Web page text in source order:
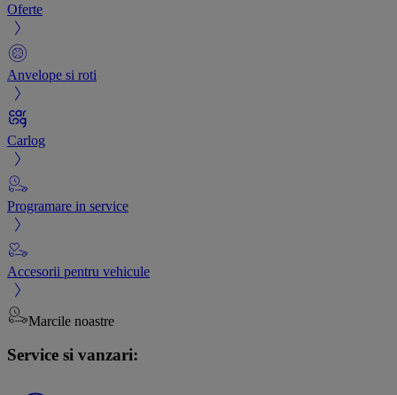
Oferte
Anvelope si roti
Carlog
Programare in service
Accesorii pentru vehicule
Marcile noastre
Service si vanzari: